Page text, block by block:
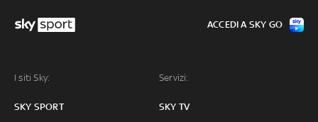
I siti Sky:
SKY SPORT
Servizi:
SKY TV
ACCEDI A SKY GO